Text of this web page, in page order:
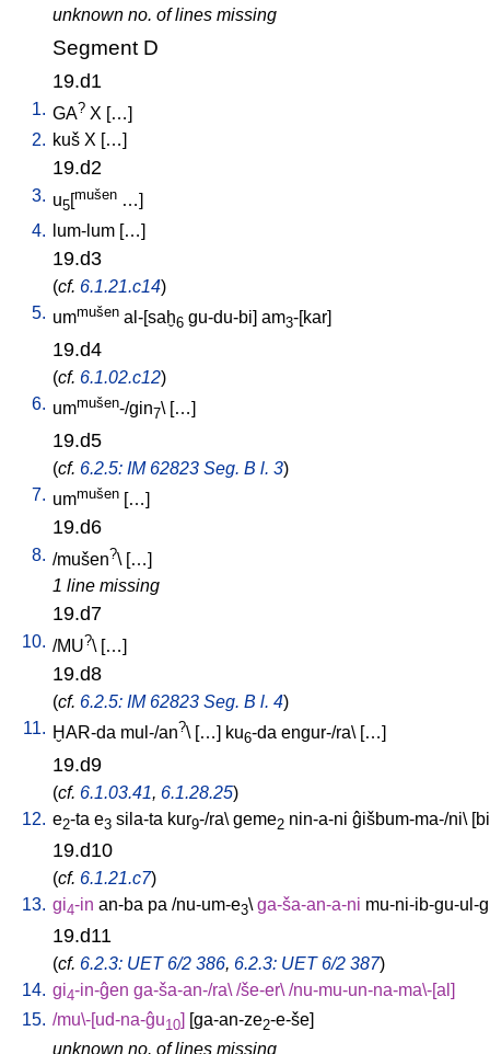
unknown no. of lines missing
Segment D
19.d1
1. GA? X […]
2. kuš X […]
19.d2
3. u5[mušen …]
4.
lum-lum […]
19.d3
(cf. 6.1.21.c14)
5. ummušen al-[saḫ6 gu-du-bi] am3-[kar]
19.d4
(cf. 6.1.02.c12)
6. ummušen-/gin7\ […]
19.d5
(cf. 6.2.5: IM 62823 Seg. B l. 3)
7. ummušen […]
19.d6
8. /mušen?\ […]
1 line missing
19.d7
10. /MU?\ […]
19.d8
(cf. 6.2.5: IM 62823 Seg. B l. 4)
11. ḪAR-da mul-/an?\ […] ku6-da engur-/ra\ […]
19.d9
(cf. 6.1.03.41, 6.1.28.25)
12. e2-ta e3 sila-ta kur9-/ra\ geme2 nin-a-ni ĝišbum-ma-/ni\ [bi
19.d10
(cf. 6.1.21.c7)
13. gi4-in an-ba pa /nu-um-e3\ ga-ša-an-a-ni mu-ni-ib-gu-ul-
19.d11
(cf. 6.2.3: UET 6/2 386, 6.2.3: UET 6/2 387)
14. gi4-in-ĝen ga-ša-an-/ra\ /še-er\ /nu-mu-un-na-ma\-[al ]
15. /mu\-[ud-na-ĝu10] [ga-an-ze2-e-še]
unknown no. of lines missing